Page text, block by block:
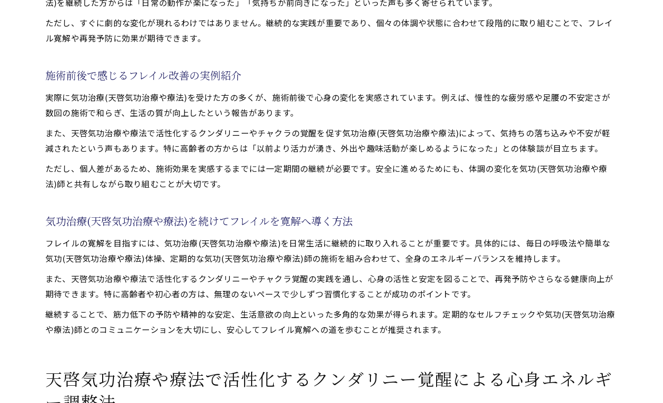
天啓気功治療や療法で活性化するチャクラバランスを活かした健康維持法
法)を継続した方からは「日常の動作が楽になった」「気持ちが前向きになった」といった声も多く寄せられています。
ただし、すぐに劇的な変化が現れるわけではありません。継続的な実践が重要であり、個々の体調や状態に合わせて段階的に取り組むことで、フレイ
ル寛解や再発予防に効果が期待できます。
施術前後で感じるフレイル改善の実例紹介
実際に気功治療(天啓気功治療や療法)を受けた方の多くが、施術前後で心身の変化を実感されています。例えば、慢性的な疲労感や足腰の不安定さが
数回の施術で和らぎ、生活の質が向上したという報告があります。
また、天啓気功治療や療法で活性化するクンダリニーやチャクラの覚醒を促す気功治療(天啓気功治療や療法)によって、気持ちの落ち込みや不安が軽
減されたという声もあります。特に高齢者の方からは「以前より活力が湧き、外出や趣味活動が楽しめるようになった」との体験談が目立ちます。
ただし、個人差があるため、施術効果を実感するまでには一定期間の継続が必要です。安全に進めるためにも、体調の変化を気功(天啓気功治療や療
法)師と共有しながら取り組むことが大切です。
気功治療(天啓気功治療や療法)を続けてフレイルを寛解へ導く方法
フレイルの寛解を目指すには、気功治療(天啓気功治療や療法)を日常生活に継続的に取り入れることが重要です。具体的には、毎日の呼吸法や簡単な
気功(天啓気功治療や療法)体操、定期的な気功(天啓気功治療や療法)師の施術を組み合わせて、全身のエネルギーバランスを維持します。
また、天啓気功治療や療法で活性化するクンダリニーやチャクラ覚醒の実践を通し、心身の活性と安定を図ることで、再発予防やさらなる健康向上が
期待できます。特に高齢者や初心者の方は、無理のないペースで少しずつ習慣化することが成功のポイントです。
継続することで、筋力低下の予防や精神的な安定、生活意欲の向上といった多角的な効果が得られます。定期的なセルフチェックや気功(天啓気功治療
や療法)師とのコミュニケーションを大切にし、安心してフレイル寛解への道を歩むことが推奨されます。
天啓気功治療や療法で活性化するクンダリニー覚醒による心身エネルギ